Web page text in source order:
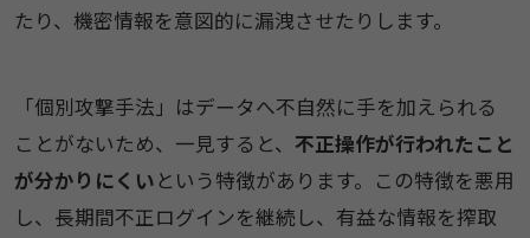
たり、機密情報を意図的に漏洩させたりします。
「個別攻撃手法」はデータへ不自然に手を加えられる
ことがないため、一見すると、 不正操作が行われたこと
が分かりにくいという特徴があります。この特徴を悪用
し、長期間不正ログインを継続し、有益な情報を搾取